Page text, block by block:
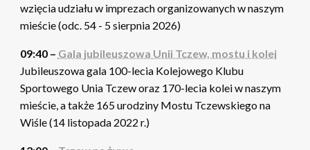
wzięcia udziału w imprezach organizowanych w naszym
mieście (odc. 54 - 5 sierpnia 2026)
09:40 – Gala jubileuszowa Unii Tczew, mostu i kolei
Jubileuszowa gala 100-lecia Kolejowego Klubu
Sportowego Unia Tczew oraz 170-lecia kolei w naszym
mieście, a także 165 urodziny Mostu Tczewskiego na
Wiśle (14 listopada 2022 r.)